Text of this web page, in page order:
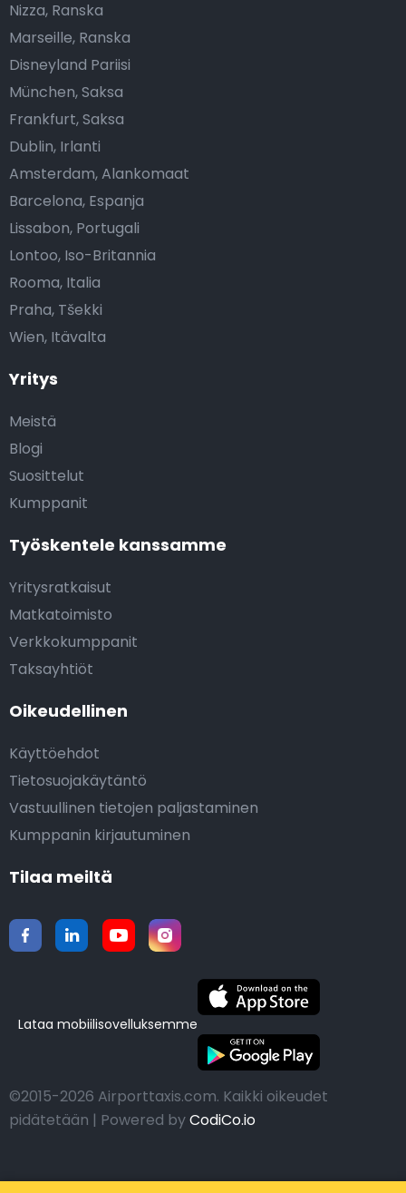
Yritys
Meistä
Blogi
Suosittelut
Kumppanit
Työskentele kanssamme
Yritysratkaisut
Matkatoimisto
Verkkokumppanit
Taksayhtiöt
Oikeudellinen
Käyttöehdot
Tietosuojakäytäntö
Vastuullinen tietojen paljastaminen
Kumppanin kirjautuminen
Nizza, Ranska
Marseille, Ranska
Disneyland Pariisi
München, Saksa
Frankfurt, Saksa
Dublin, Irlanti
Amsterdam, Alankomaat
Barcelona, Espanja
Lissabon, Portugali
Lontoo, Iso-Britannia
Rooma, Italia
Praha, Tšekki
Wien, Itävalta
Tilaa meiltä
Lataa mobiilisovelluksemme
©2015-2026 Airporttaxis.com. Kaikki oikeudet
pidätetään | Powered byCodiCo.io